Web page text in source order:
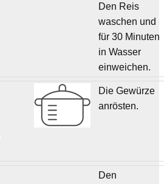
Den Reis
waschen und
für 30 Minuten
in Wasser
einweichen.
Die Gewürze
anrösten.
Den